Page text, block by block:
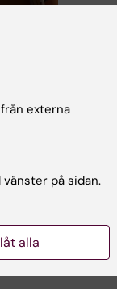
externa
på sidan.
alla